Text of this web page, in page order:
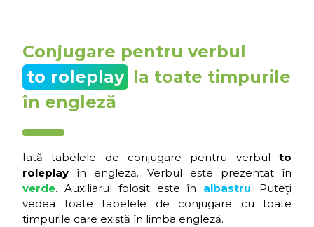
Conjugare pentru verbul
to roleplay la toate timpurile
în engleză
Iată tabelele de conjugare pentru verbul to
roleplay în engleză. Verbul este prezentat în
verde. Auxiliarul folosit este în albastru. Puteți
vedea toate tabelele de conjugare cu toate
timpurile care există în limba engleză.